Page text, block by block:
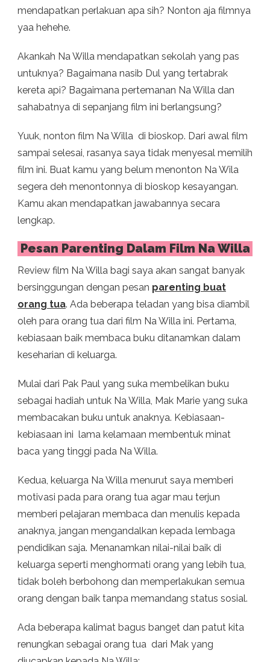
mendapatkan perlakuan apa sih? Nonton aja filmnya
yaa hehehe.
Akankah Na Willa mendapatkan sekolah yang pas
untuknya? Bagaimana nasib Dul yang tertabrak
kereta api? Bagaimana pertemanan Na Willa dan
sahabatnya di sepanjang film ini berlangsung?
Yuuk, nonton film Na Willa di bioskop. Dari awal film
sampai selesai, rasanya saya tidak menyesal memilih
film ini. Buat kamu yang belum menonton Na Wila
segera deh menontonnya di bioskop kesayangan.
Kamu akan mendapatkan jawabannya secara
lengkap.
Pesan Parenting Dalam Film Na Willa
Review film Na Willa bagi saya akan sangat banyak
bersinggungan dengan pesan parenting buat
orang tua. Ada beberapa teladan yang bisa diambil
oleh para orang tua dari film Na Willa ini. Pertama,
kebiasaan baik membaca buku ditanamkan dalam
keseharian di keluarga.
Mulai dari Pak Paul yang suka membelikan buku
sebagai hadiah untuk Na Willa, Mak Marie yang suka
membacakan buku untuk anaknya. Kebiasaan-
kebiasaan ini lama kelamaan membentuk minat
baca yang tinggi pada Na Willa.
Kedua, keluarga Na Willa menurut saya memberi
motivasi pada para orang tua agar mau terjun
memberi pelajaran membaca dan menulis kepada
anaknya, jangan mengandalkan kepada lembaga
pendidikan saja. Menanamkan nilai-nilai baik di
keluarga seperti menghormati orang yang lebih tua,
tidak boleh berbohong dan memperlakukan semua
orang dengan baik tanpa memandang status sosial.
Ada beberapa kalimat bagus banget dan patut kita
renungkan sebagai orang tua dari Mak yang